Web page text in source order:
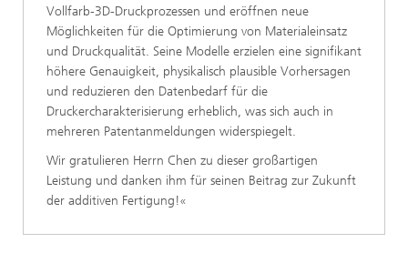
Vollfarb-3D-Druckprozessen und eröffnen neue
Möglichkeiten für die Optimierung von Materialeinsatz
und Druckqualität. Seine Modelle erzielen eine signifikant
höhere Genauigkeit, physikalisch plausible Vorhersagen
und reduzieren den Datenbedarf für die
Druckercharakterisierung erheblich, was sich auch in
mehreren Patentanmeldungen widerspiegelt.
Wir gratulieren Herrn Chen zu dieser großartigen
Leistung und danken ihm für seinen Beitrag zur Zukunft
der additiven Fertigung!«